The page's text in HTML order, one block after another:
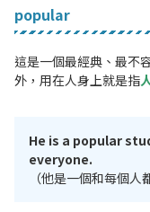
popular
這是一個最經典、最不
外，用在人身上就是指
He is a popular
everyone.
（他是一個和每個人